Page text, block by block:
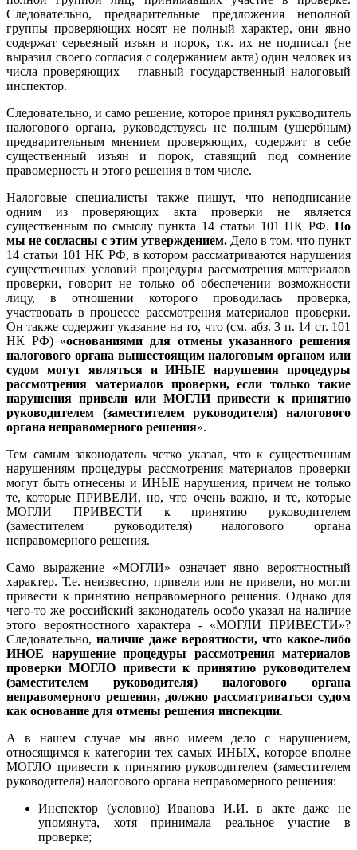
Следовательно, предварительные предложения неполной
группы проверяющих носят не полный характер, они явно
содержат серьезный изъян и порок, т.к. их не подписал (не
выразил своего согласия с содержанием акта) один человек из
числа проверяющих – главный государственный налоговый
инспектор.
Следовательно, и само решение, которое принял руководитель
налогового органа, руководствуясь не полным (ущербным)
предварительным мнением проверяющих, содержит в себе
существенный изъян и порок, ставящий под сомнение
правомерность и этого решения в том числе.
Налоговые специалисты также пишут, что неподписание
одним из проверяющих акта проверки не является
существенным по смыслу пункта 14 статьи 101 НК РФ. Но
мы не согласны с этим утверждением. Дело в том, что пункт
14 статьи 101 НК РФ, в котором рассматриваются нарушения
существенных условий процедуры рассмотрения материалов
проверки, говорит не только об обеспечении возможности
лицу, в отношении которого проводилась проверка,
участвовать в процессе рассмотрения материалов проверки.
Он также содержит указание на то, что (см. абз. 3 п. 14 ст. 101
НК РФ) «основаниями для отмены указанного решения
налогового органа вышестоящим налоговым органом или
судом могут являться и ИНЫЕ нарушения процедуры
рассмотрения материалов проверки, если только такие
нарушения привели или МОГЛИ привести к принятию
руководителем (заместителем руководителя) налогового
органа неправомерного решения».
Тем самым законодатель четко указал, что к существенным
нарушениям процедуры рассмотрения материалов проверки
могут быть отнесены и ИНЫЕ нарушения, причем не только
те, которые ПРИВЕЛИ, но, что очень важно, и те, которые
МОГЛИ ПРИВЕСТИ к принятию руководителем
(заместителем руководителя) налогового органа
неправомерного решения.
Само выражение «МОГЛИ» означает явно вероятностный
характер. Т.е. неизвестно, привели или не привели, но могли
привести к принятию неправомерного решения. Однако для
чего-то же российский законодатель особо указал на наличие
этого вероятностного характера - «МОГЛИ ПРИВЕСТИ»?
Следовательно, наличие даже вероятности, что какое-либо
ИНОЕ нарушение процедуры рассмотрения материалов
проверки МОГЛО привести к принятию руководителем
(заместителем руководителя) налогового органа
неправомерного решения, должно рассматриваться судом
как основание для отмены решения инспекции.
А в нашем случае мы явно имеем дело с нарушением,
относящимся к категории тех самых ИНЫХ, которое вполне
МОГЛО привести к принятию руководителем (заместителем
руководителя) налогового органа неправомерного решения:
Инспектор (условно) Иванова И.И. в акте даже не
упомянута, хотя принимала реальное участие в
проверке;